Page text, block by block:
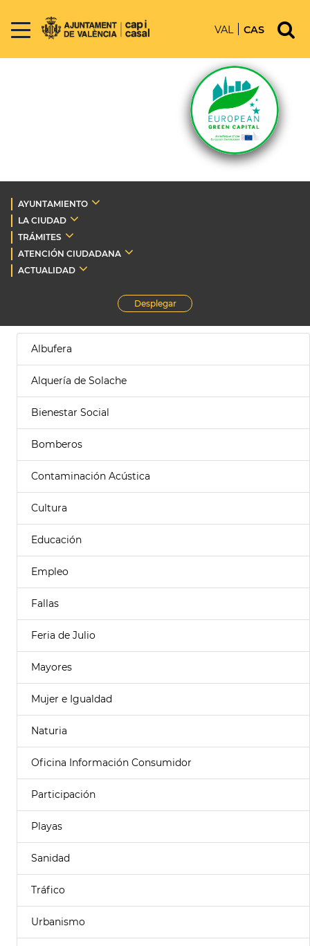
VAL CAS
AYUNTAMIENTO
LA CIUDAD
TRÁMITES
ATENCIÓN CIUDADANA
ACTUALIDAD
Desplegar
Albufera
Alquería de Solache
Bienestar Social
Bomberos
Contaminación Acústica
Cultura
Educación
Empleo
Fallas
Feria de Julio
Mayores
Mujer e Igualdad
Naturia
Oficina Información Consumidor
Participación
Playas
Sanidad
Tráfico
Urbanismo